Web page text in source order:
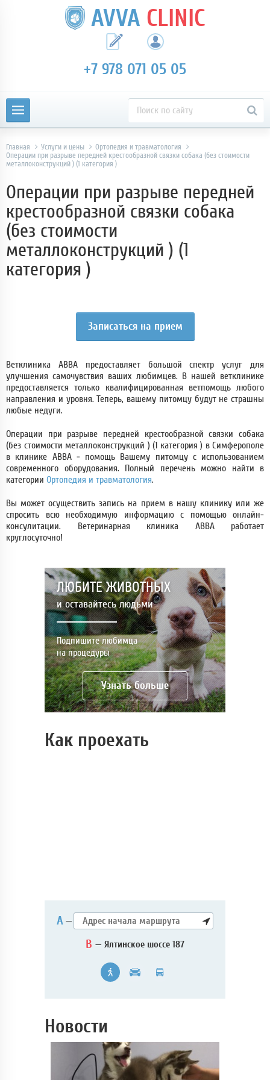
AVVA CLINIC
+7 978 071 05 05
Главная Услуги и цены
Ортопедия и травматология
Операции при разрыве передней крестообразной связки собака (без стоимости
металлоконструкций ) (1 категория )
Операции при разрыве передней
крестообразной связки собака
(без стоимости
металлоконструкций ) (1
категория )
Записаться на прием
Ветклиника АВВА предоставляет большой спектр услуг для
улучшения самочувствия ваших любимцев. В нашей ветклинике
предоставляется только квалифицированная ветпомощь любого
направления и уровня. Теперь, вашему питомцу будут не страшны
любые недуги.
Операции при разрыве передней крестообразной связки собака
(без стоимости металлоконструкций ) (1 категория ) в Симферополе
в клинике АВВА - помощь Вашему питомцу с использованием
современного оборудования. Полный перечень можно найти в
категории Ортопедия и травматология.
Вы может осуществить запись на прием в нашу клинику или же
спросить всю необходимую информацию с помощью онлайн-
консулитации. Ветеринарная клиника АВВА работает
круглосуточно!
ЛЮБИТЕ ЖИВОТНЫХ
и оставайтесь людьми
Подпишите любимца
на процедуры
Узнать больше
Как проехать
А —
B — Ялтинское шоссе 187
Новости